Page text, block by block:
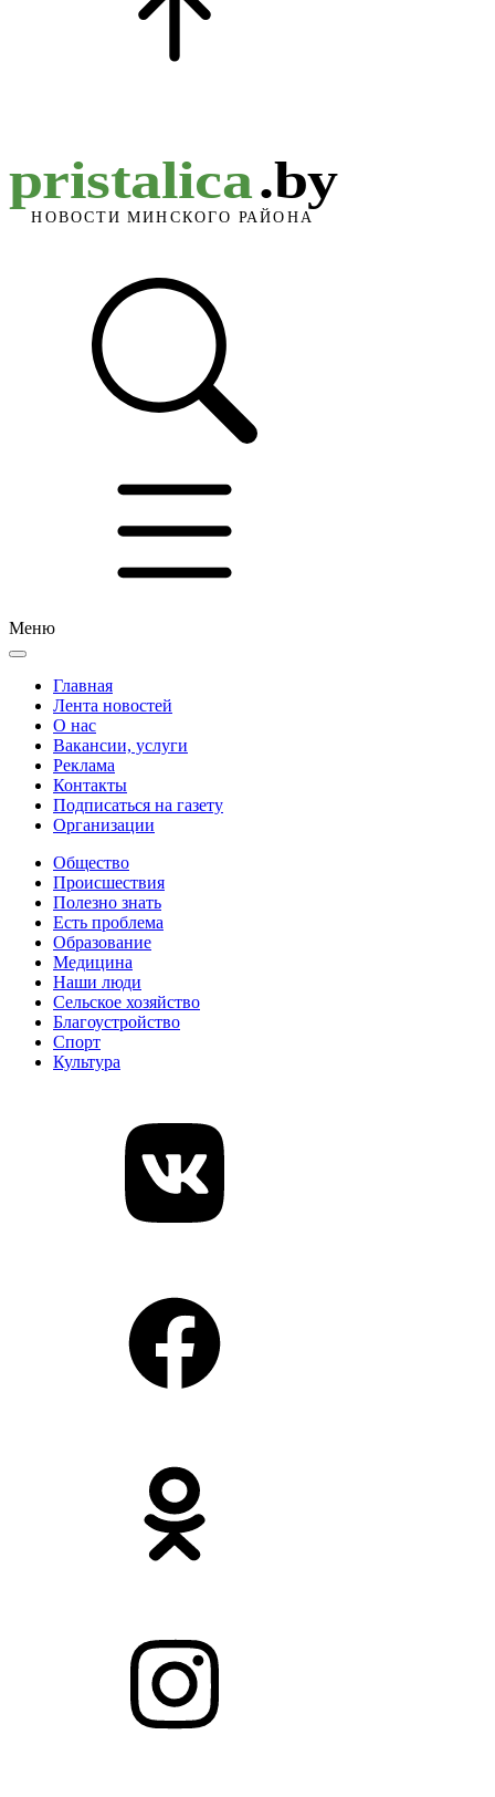
Меню
Главная
Лента новостей
О нас
Вакансии, услуги
Реклама
Контакты
Подписаться на газету
Организации
Общество
Происшествия
Полезно знать
Есть проблема
Образование
Медицина
Наши люди
Сельское хозяйство
Благоустройство
Спорт
Культура